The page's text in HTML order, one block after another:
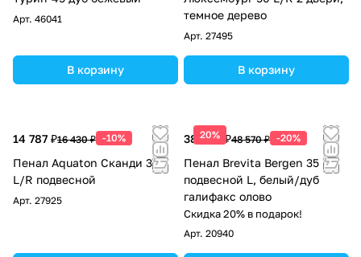
Арт. 46041
В корзину
темное дерево
Арт. 27495
В корзину
14 787 ₽16 430 ₽ -10%
Пенал Aquaton Сканди 30
L/R подвесной
Арт. 27925
20%
38 856 ₽48 570 ₽ -20%
Пенал Brevita Bergen 35
подвесной L, белый/дуб
галифакс олово
Скидка 20% в подарок!
Арт. 20940